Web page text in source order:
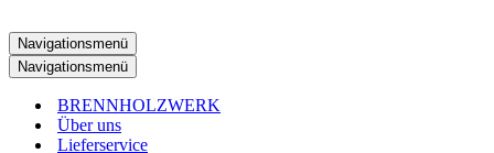
Navigationsmenü
Navigationsmenü
BRENNHOLZWERK
Über uns
Lieferservice​